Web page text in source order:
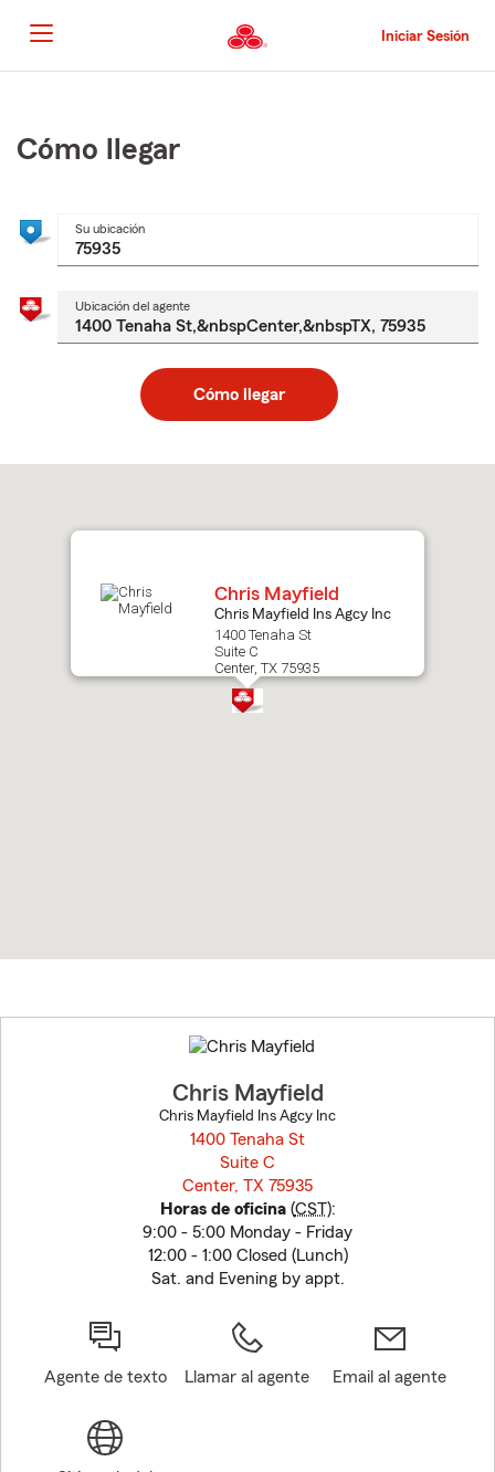
al
contenido
principal
Iniciar Sesión
principal
Cómo llegar
Su ubicación
Ubicación del agente
Cómo llegar
to
Chris Mayfield
Chris Mayfield Ins Agcy Inc
1400 Tenaha St
Suite C
Center, TX 75935
to
before
Chris Mayfield
Chris Mayfield Ins Agcy Inc
1400 Tenaha St
Suite C
Center, TX 75935
Horas de oficina(CST):
9:00 - 5:00 Monday - Friday
12:00 - 1:00 Closed (Lunch)
Sat. and Evening by appt.
Agente de texto Llamar al agente Email al agente